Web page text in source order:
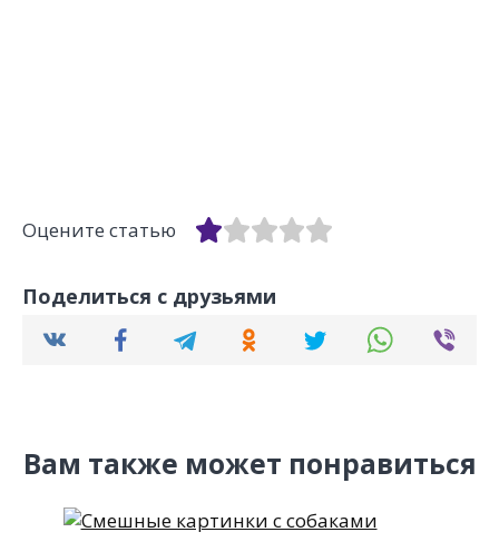
Оцените статью
Поделиться с друзьями
Вам также может понравиться